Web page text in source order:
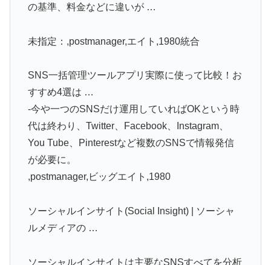
の基準、料金などに違いが …
未指定：,postmanager,エイト,1980統合
SNS一括管理ツールアプリ実際に使って比較！お
すすめ4選は …
-今や一つのSNSだけ運用していればOKという時
代は終わり、Twitter、Facebook、Instagram、
You Tube、Pinterestなど複数のSNSで情報発信
が必要に。
,postmanager,ビッグエイト,1980
ソーシャルインサイト(Social Insight) | ソーシャ
ルメディアの …
ソーシャルインサイトは主要なSNSすべてを分析